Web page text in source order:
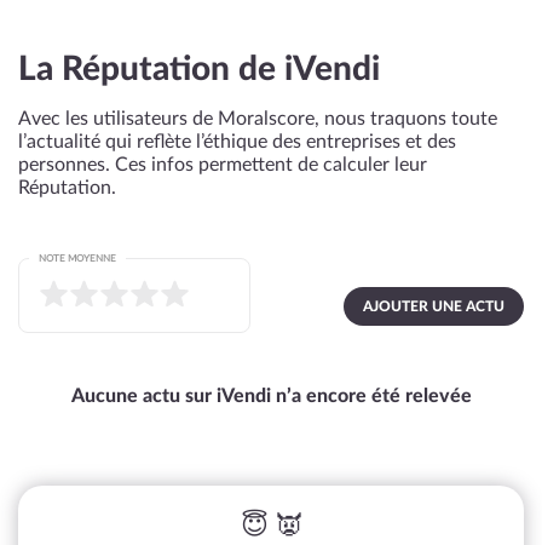
La Réputation de iVendi
Avec les utilisateurs de Moralscore, nous traquons toute
l’actualité qui reflète l’éthique des entreprises et des
personnes. Ces infos permettent de calculer leur
Réputation.
AJOUTER UNE ACTU
NOTE MOYENNE
Aucune actu sur iVendi n’a encore été relevée
😇 👿